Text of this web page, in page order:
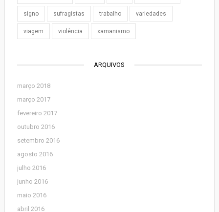
signo sufragistas trabalho variedades
viagem violência xamanismo
ARQUIVOS
março 2018
março 2017
fevereiro 2017
outubro 2016
setembro 2016
agosto 2016
julho 2016
junho 2016
maio 2016
abril 2016